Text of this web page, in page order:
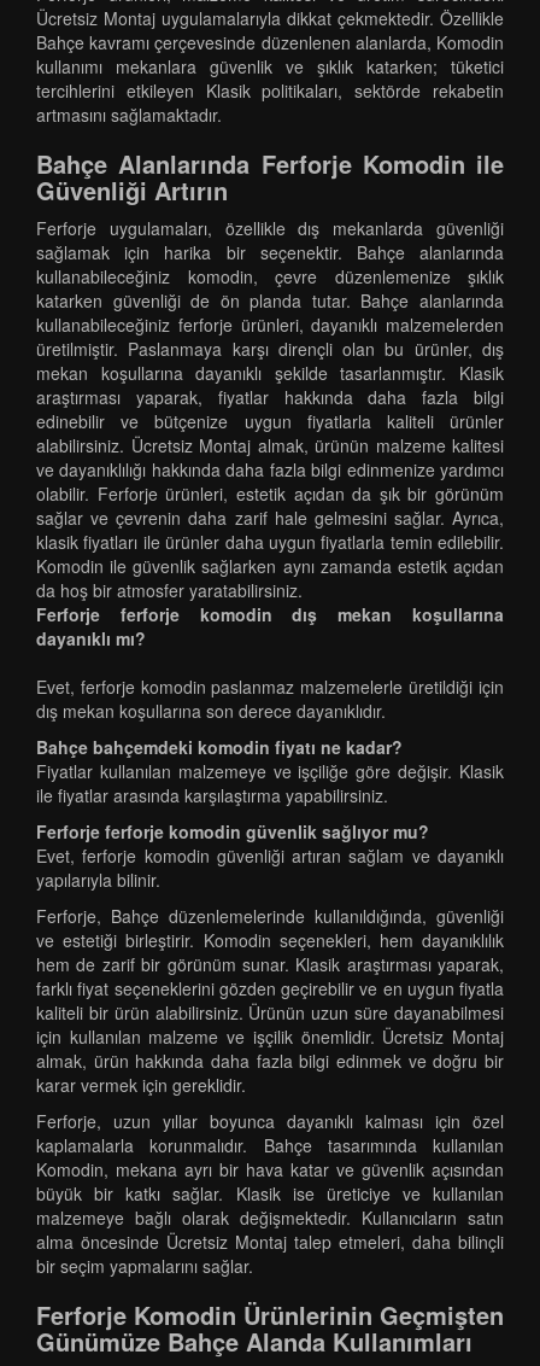
Ücretsiz Montaj uygulamalarıyla dikkat çekmektedir. Özellikle
Bahçe kavramı çerçevesinde düzenlenen alanlarda, Komodin
kullanımı mekanlara güvenlik ve şıklık katarken; tüketici
tercihlerini etkileyen Klasik politikaları, sektörde rekabetin
artmasını sağlamaktadır.
Bahçe Alanlarında Ferforje Komodin ile
Güvenliği Artırın
Ferforje uygulamaları, özellikle dış mekanlarda güvenliği
sağlamak için harika bir seçenektir. Bahçe alanlarında
kullanabileceğiniz komodin, çevre düzenlemenize şıklık
katarken güvenliği de ön planda tutar. Bahçe alanlarında
kullanabileceğiniz ferforje ürünleri, dayanıklı malzemelerden
üretilmiştir. Paslanmaya karşı dirençli olan bu ürünler, dış
mekan koşullarına dayanıklı şekilde tasarlanmıştır. Klasik
araştırması yaparak, fiyatlar hakkında daha fazla bilgi
edinebilir ve bütçenize uygun fiyatlarla kaliteli ürünler
alabilirsiniz. Ücretsiz Montaj almak, ürünün malzeme kalitesi
ve dayanıklılığı hakkında daha fazla bilgi edinmenize yardımcı
olabilir. Ferforje ürünleri, estetik açıdan da şık bir görünüm
sağlar ve çevrenin daha zarif hale gelmesini sağlar. Ayrıca,
klasik fiyatları ile ürünler daha uygun fiyatlarla temin edilebilir.
Komodin ile güvenlik sağlarken aynı zamanda estetik açıdan
da hoş bir atmosfer yaratabilirsiniz.
Ferforje ferforje komodin dış mekan koşullarına
dayanıklı mı?
Evet, ferforje komodin paslanmaz malzemelerle üretildiği için
dış mekan koşullarına son derece dayanıklıdır.
Bahçe bahçemdeki komodin fiyatı ne kadar?
Fiyatlar kullanılan malzemeye ve işçiliğe göre değişir. Klasik
ile fiyatlar arasında karşılaştırma yapabilirsiniz.
Ferforje ferforje komodin güvenlik sağlıyor mu?
Evet, ferforje komodin güvenliği artıran sağlam ve dayanıklı
yapılarıyla bilinir.
Ferforje, Bahçe düzenlemelerinde kullanıldığında, güvenliği
ve estetiği birleştirir. Komodin seçenekleri, hem dayanıklılık
hem de zarif bir görünüm sunar. Klasik araştırması yaparak,
farklı fiyat seçeneklerini gözden geçirebilir ve en uygun fiyatla
kaliteli bir ürün alabilirsiniz. Ürünün uzun süre dayanabilmesi
için kullanılan malzeme ve işçilik önemlidir. Ücretsiz Montaj
almak, ürün hakkında daha fazla bilgi edinmek ve doğru bir
karar vermek için gereklidir.
Ferforje, uzun yıllar boyunca dayanıklı kalması için özel
kaplamalarla korunmalıdır. Bahçe tasarımında kullanılan
Komodin, mekana ayrı bir hava katar ve güvenlik açısından
büyük bir katkı sağlar. Klasik ise üreticiye ve kullanılan
malzemeye bağlı olarak değişmektedir. Kullanıcıların satın
alma öncesinde Ücretsiz Montaj talep etmeleri, daha bilinçli
bir seçim yapmalarını sağlar.
Ferforje Komodin Ürünlerinin Geçmişten
Günümüze Bahçe Alanda Kullanımları